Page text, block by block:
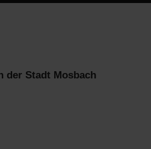
der Stadt Mosbach